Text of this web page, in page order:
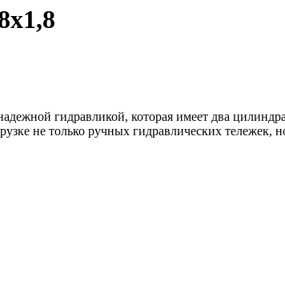
гидравликой, которая имеет два
не только ручных гидравлических